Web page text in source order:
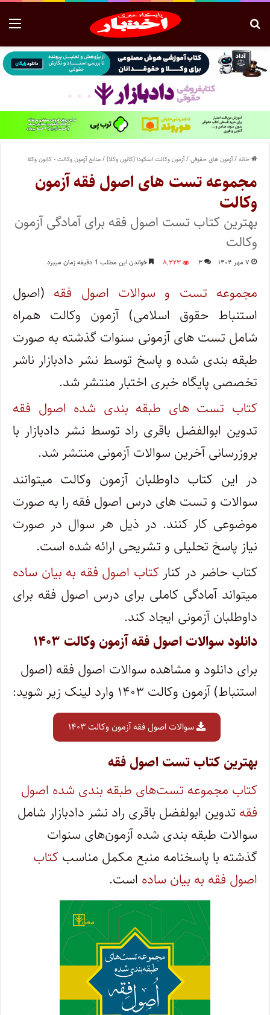
خانه/آزمون های حقوقی/آزمون وکالت اسکودا (کانون وکلا)/منابع آزمون وکالت - کانون وکلا
مجموعه تست های اصول فقه آزمون
وکالت
بهترین کتاب تست اصول فقه برای آمادگی آزمون
وکالت
۷ مهر ۱۴۰۴ ۳ ۸,۳۲۳ خواندن این مطلب 1 دقیقه زمان میبرد
مجموعه تست و سوالات اصول فقه (اصول
استنباط حقوق اسلامی) آزمون وکالت همراه
شامل تست های آزمونی سنوات گذشته به صورت
طبقه بندی شده و پاسخ توسط نشر دادبازار ناشر
تخصصی پایگاه خبری اختبار منتشر شد.
کتاب تست های طبقه بندی شده اصول فقه
تدوین ابوالفضل باقری راد توسط نشر دادبازار با
بروزرسانی آخرین سوالات آزمونی منتشر شد.
در این کتاب داوطلبان آزمون وکالت میتوانند
سوالات و تست های درس اصول فقه را به صورت
موضوعی کار کنند. در ذیل هر سوال در صورت
نیاز پاسخ تحلیلی و تشریحی ارائه شده است.
کتاب حاضر در کنارکتاب اصول فقه به بیان ساده
میتواند آمادگی کاملی برای درس اصول فقه برای
داوطلبان آزمونی ایجاد کند.
دانلود سوالات اصول فقه آزمون وکالت ۱۴۰۳
برای دانلود و مشاهده سوالات اصول فقه (اصول
استنباط) آزمون وکالت ۱۴۰۳ وارد لینک زیر شوید:
سوالات اصول فقه آزمون وکالت ۱۴۰۳
بهترین کتاب تست اصول فقه
کتاب مجموعه تست‌های طبقه بندی شده اصول
فقه تدوین ابولفضل باقری راد نشر دادبازار شامل
سوالات طبقه بندی شده آزمون‌های سنوات
گذشته با پاسخنامه منبع مکمل مناسب کتاب
اصول فقه به بیان ساده است.